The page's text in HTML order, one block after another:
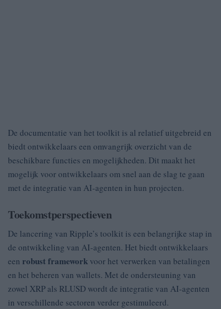
De documentatie van het toolkit is al relatief uitgebreid en
biedt ontwikkelaars een omvangrijk overzicht van de
beschikbare functies en mogelijkheden. Dit maakt het
mogelijk voor ontwikkelaars om snel aan de slag te gaan
met de integratie van AI-agenten in hun projecten.
Toekomstperspectieven
De lancering van Ripple’s toolkit is een belangrijke stap in
de ontwikkeling van AI-agenten. Het biedt ontwikkelaars
een robust framework voor het verwerken van betalingen
en het beheren van wallets. Met de ondersteuning van
zowel XRP als RLUSD wordt de integratie van AI-agenten
in verschillende sectoren verder gestimuleerd.